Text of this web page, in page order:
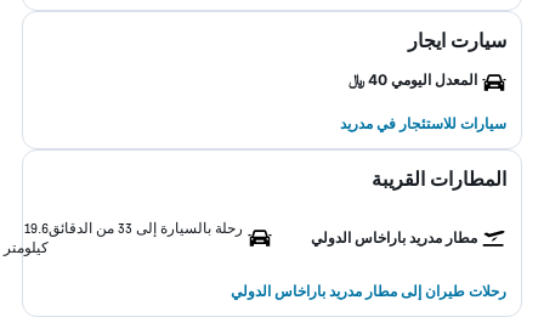
سيارت ايجار
المعدل اليومي 40 ﷼
سيارات للاستئجار في مدريد
المطارات القريبة
مطار مدريد باراخاس الدولي
رحلة بالسيارة إلى 33 من الدقائق
19.6
كيلومتر
رحلات طيران إلى مطار مدريد باراخاس الدولي